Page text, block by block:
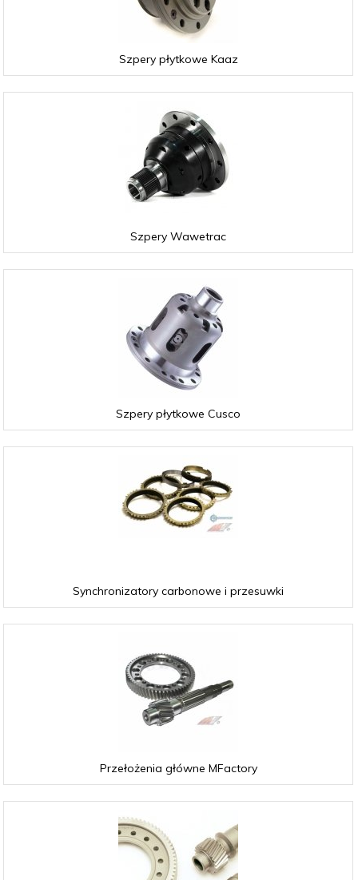
Szpery płytkowe Kaaz
Szpery Wawetrac
Szpery płytkowe Cusco
Synchronizatory carbonowe i przesuwki
Przełożenia główne MFactory